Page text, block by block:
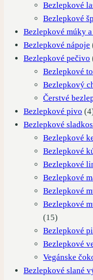
Bezlepkové
Bezlepkové
Bezlepkové múky
Bezlepkové nápoje
Bezlepkové pečivo
Bezlepkové
Bezlepkový
Čerstvé
Bezlepkové pivo 4
Bezlepkové
Bezlepkové
Bezlepkové
Bezlepkové
Bezlepkové
Bezlepkové
Bezlepkové
1515
produktov
Bezlepkové
Bezlepkové
Vegánske
Bezlepkové slané